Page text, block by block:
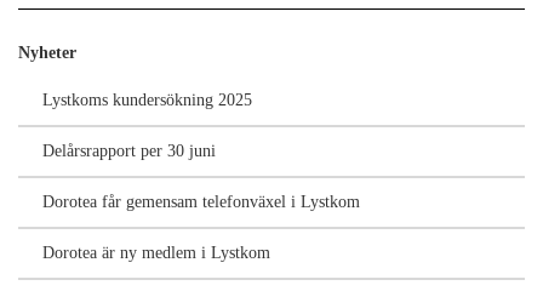
Nyheter
Lystkoms kundersökning 2025
Delårsrapport per 30 juni
Dorotea får gemensam telefonväxel i Lystkom
Dorotea är ny medlem i Lystkom